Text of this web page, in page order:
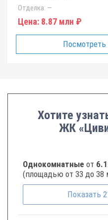
Отделка: —
Цена: 8.87 млн ₽
Посмотреть
Хотите
ЖК
Однокомнатные от
(площадью от 33 до 38
Показать